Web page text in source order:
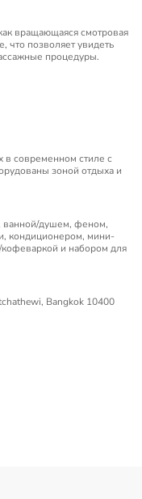
вращающаяся смотровая
что позволяет увидеть
процедуры.
в современном стиле с
зоной отдыха и
ванной/душем, феном,
кондиционером, мини-
и набором для
Bangkok 10400